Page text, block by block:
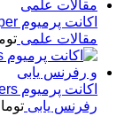
مقالات علمی
رفرنس یابی